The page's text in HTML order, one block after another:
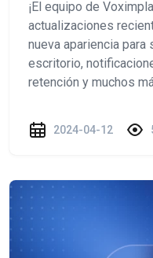
¡El equipo de
actualizaciones
nueva apariencia
escritorio,
retención y muchos
2024-04-12